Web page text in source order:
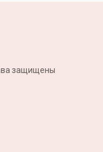
защищены